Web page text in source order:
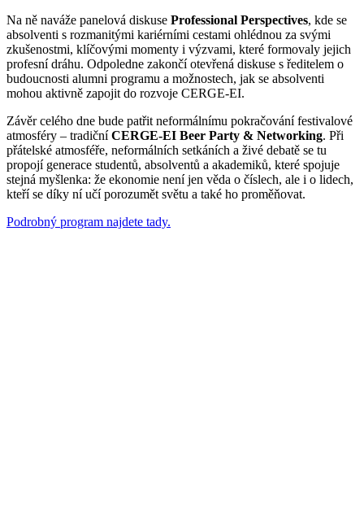
Na ně naváže panelová diskuse Professional Perspectives, kde se
absolventi s rozmanitými kariérními cestami ohlédnou za svými
zkušenostmi, klíčovými momenty i výzvami, které formovaly jejich
profesní dráhu. Odpoledne zakončí otevřená diskuse s ředitelem o
budoucnosti alumni programu a možnostech, jak se absolventi
mohou aktivně zapojit do rozvoje CERGE-EI.
Závěr celého dne bude patřit neformálnímu pokračování festivalové
atmosféry – tradičníCERGE-EI Beer Party & Networking. Při
přátelské atmosféře, neformálních setkáních a živé debatě se tu
propojí generace studentů, absolventů a akademiků, které spojuje
stejná myšlenka: že ekonomie není jen věda o číslech, ale i o lidech,
kteří se díky ní učí porozumět světu a také ho proměňovat.
Podrobný program najdete tady.